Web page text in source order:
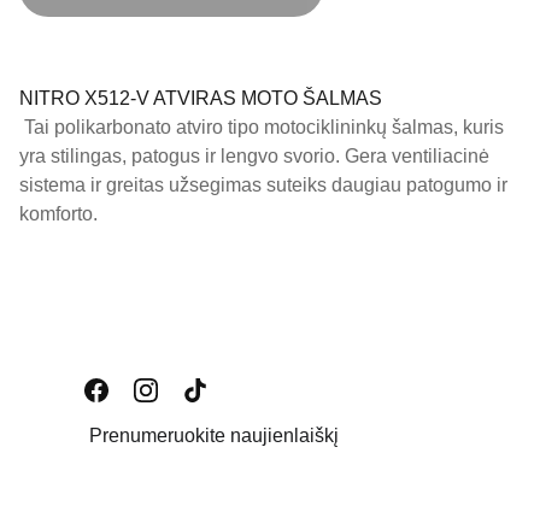
NITRO X512-V ATVIRAS MOTO ŠALMAS
Tai polikarbonato atviro tipo motociklininkų šalmas, kuris
yra stilingas, patogus ir lengvo svorio. Gera ventiliacinė
sistema ir greitas užsegimas suteiks daugiau patogumo ir
komforto.
Prenumeruokite naujienlaiškį